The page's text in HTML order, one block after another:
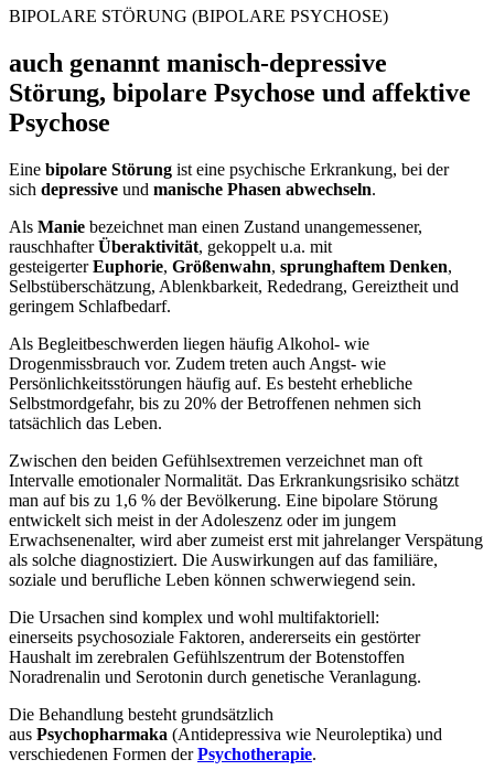
BIPOLARE STÖRUNG (BIPOLARE PSYCHOSE)
auch genannt manisch-depressive
Störung, bipolare Psychose und affektive
Psychose
Eine bipolare Störung ist eine psychische Erkrankung, bei der
sich depressive und manische Phasen abwechseln.
Als Manie bezeichnet man einen Zustand unangemessener,
rauschhafterÜberaktivität, gekoppelt u.a. mit
gesteigerterEuphorie, Größenwahn, sprunghaftem Denken,
Selbstüberschätzung, Ablenkbarkeit, Rededrang, Gereiztheit und
geringem Schlafbedarf.
Als Begleitbeschwerden liegen häufig Alkohol- wie
Drogenmissbrauch vor. Zudem treten auch Angst- wie
Persönlichkeitsstörungen häufig auf. Es besteht erhebliche
Selbstmordgefahr, bis zu 20% der Betroffenen nehmen sich
tatsächlich das Leben.
Zwischen den beiden Gefühlsextremen verzeichnet man oft
Intervalle emotionaler Normalität. Das Erkrankungsrisiko schätzt
man auf bis zu 1,6 % der Bevölkerung. Eine bipolare Störung
entwickelt sich meist in der Adoleszenz oder im jungem
Erwachsenenalter, wird aber zumeist erst mit jahrelanger Verspätung
als solche diagnostiziert. Die Auswirkungen auf das familiäre,
soziale und berufliche Leben können schwerwiegend sein.
Die Ursachen sind komplex und wohl multifaktoriell:
einerseits psychosoziale Faktoren, andererseits ein gestörter
Haushalt im zerebralen Gefühlszentrum der Botenstoffen
Noradrenalin und Serotonin durch genetische Veranlagung.
Die Behandlung besteht grundsätzlich
aus Psychopharmaka (Antidepressiva wie Neuroleptika) und
verschiedenen Formen derPsychotherapie.